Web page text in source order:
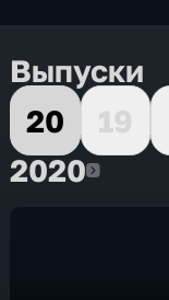
Выпуски
20
19
20202020